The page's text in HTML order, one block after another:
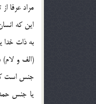
مراد عرفا
اين كه
(الف و
جنس است
يا جنس